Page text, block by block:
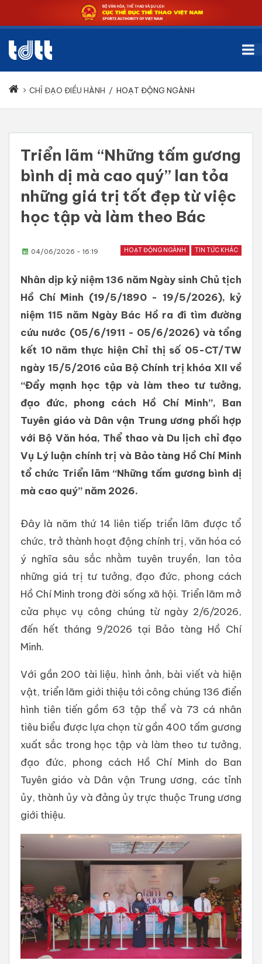
CHỈ ĐẠO ĐIỀU HÀNH / HOẠT ĐỘNG NGÀNH
Triển lãm “Những tấm gương
bình dị mà cao quý” lan tỏa
những giá trị tốt đẹp từ việc
học tập và làm theo Bác
HOẠT ĐỘNG NGÀNH TIN TỨC KHÁC
04/06/2026 - 16:19
Nhân dịp kỷ niệm 136 năm Ngày sinh Chủ tịch
Hồ Chí Minh (19/5/1890 - 19/5/2026), kỷ
niệm 115 năm Ngày Bác Hồ ra đi tìm đường
cứu nước (05/6/1911 - 05/6/2026) và tổng
kết 10 năm thực hiện Chỉ thị số 05-CT/TW
ngày 15/5/2016 của Bộ Chính trị khóa XII về
“Đẩy mạnh học tập và làm theo tư tưởng,
đạo đức, phong cách Hồ Chí Minh”, Ban
Tuyên giáo và Dân vận Trung ương phối hợp
với Bộ Văn hóa, Thể thao và Du lịch chỉ đạo
Vụ Lý luận chính trị và Bảo tàng Hồ Chí Minh
tổ chức Triển lãm “Những tấm gương bình dị
mà cao quý” năm 2026.
Đây là năm thứ 14 liên tiếp triển lãm được tổ
chức, trở thành hoạt động chính trị, văn hóa có
ý nghĩa sâu sắc nhằm tuyên truyền, lan tỏa
những giá trị tư tưởng, đạo đức, phong cách
Hồ Chí Minh trong đời sống xã hội. Triển lãm mở
cửa phục vụ công chúng từ ngày 2/6/2026,
đến hết tháng 9/2026 tại Bảo tàng Hồ Chí
Minh.
Với gần 200 tài liệu, hình ảnh, bài viết và hiện
vật, triển lãm giới thiệu tới công chúng 136 điển
hình tiên tiến gồm 63 tập thể và 73 cá nhân
tiêu biểu được lựa chọn từ gần 400 tấm gương
xuất sắc trong học tập và làm theo tư tưởng,
đạo đức, phong cách Hồ Chí Minh do Ban
Tuyên giáo và Dân vận Trung ương, các tỉnh
ủy, thành ủy và đảng ủy trực thuộc Trung ương
giới thiệu.